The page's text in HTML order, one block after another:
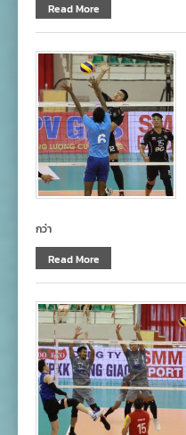
Read More
กว่า
Read More